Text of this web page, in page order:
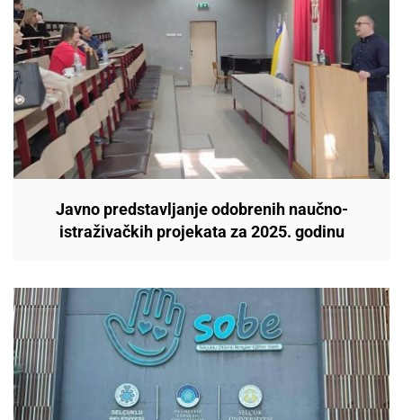
Javno predstavljanje odobrenih naučno-
istraživačkih projekata za 2025. godinu